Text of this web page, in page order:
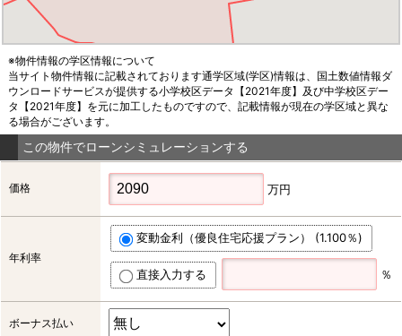
※物件情報の学区情報について
当サイト物件情報に記載されております通学区域(学区)情報は、国土数値情報ダ
ウンロードサービスが提供する小学校区データ【2021年度】及び中学校区デー
タ【2021年度】を元に加工したものですので、記載情報が現在の学区域と異な
る場合がございます。
この物件でローンシミュレーションする
価格 万円
年利率
変動金利（優良住宅応援プラン） (1.100％)
直接入力する ％
ボーナス払い